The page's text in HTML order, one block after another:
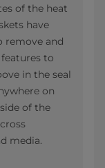
of the heat
have
remove and
features to
in the seal
on
of the
media.